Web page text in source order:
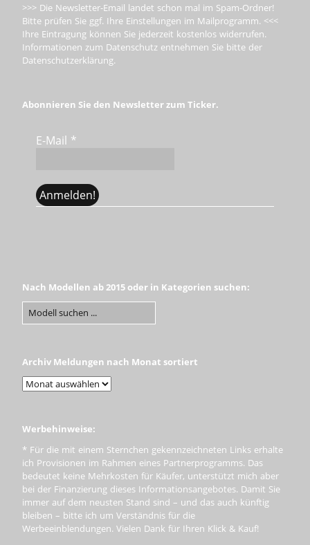
>>> Die Newsletter-Email landet schon mal im Spam-Ordner!
Bitte prüfen Sie ggf. Ihre Einstellungen im Mailprogramm. <<<
Ihre Eintragung können Sie jederzeit kostenlos widerrufen.
Informationen zum Datenschutz entnehmen Sie bitte der
Datenschutzerklärung.
Abonnieren Sie den Newsletter zum Ticker.
E-Mail *
Nach Modellen ab 2015 oder in Kategorien suchen:
Archiv Meldungen nach Monat sortiert
Werbehinweise:
* Für die mit einem Sternchen gekennzeichneten Links erhalte
ich Provisionen im Rahmen eines Partnerprogramms. Das
bedeutet keine Mehrkosten für Käufer, unterstützt mich aber
bei der Finanzierung dieses Informationsangebotes. Damit Sie
immer auf dem neusten Stand sind – und das auch künftig
bleiben – bitte ich um Verständnis für die
Werbeeinblendungen. Vielen Dank für Ihren Klick & Kauf!